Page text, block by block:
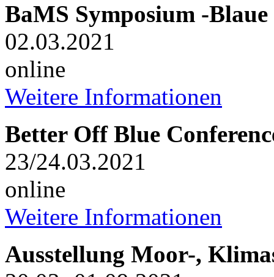
BaMS Symposium -
02.03.2021
online
Weitere Informationen
Better Off Blue
23/24.03.2021
online
Weitere Informationen
Ausstellung Moor-,